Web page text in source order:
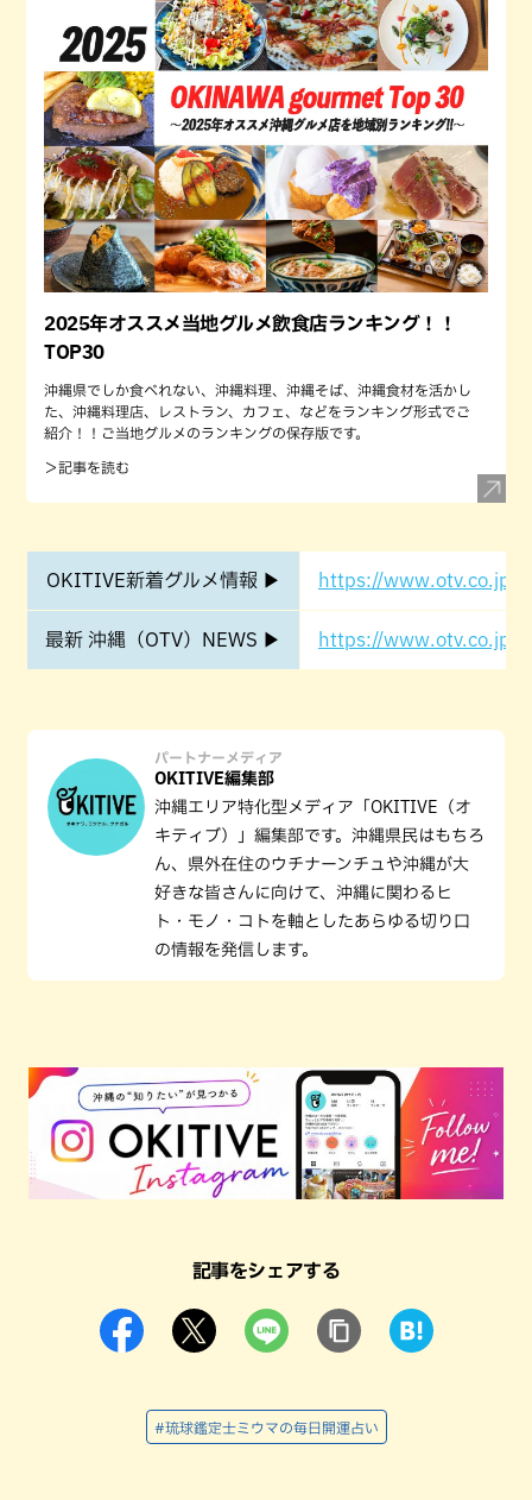
2025年オススメ当地グルメ飲食店ランキング！！
TOP30
沖縄県でしか食べれない、沖縄料理、沖縄そば、沖縄食材を活かし
た、沖縄料理店、レストラン、カフェ、などをランキング形式でご
紹介！！ご当地グルメのランキングの保存版です。
＞記事を読む
OKITIVE新着グルメ情報 ▶ https://www.otv.co.jp/
最新 沖縄（OTV）NEWS ▶ https://www.otv.co.jp/
パートナーメディア
OKITIVE編集部
沖縄エリア特化型メディア「OKITIVE（オ
キティブ）」編集部です。沖縄県民はもちろ
ん、県外在住のウチナーンチュや沖縄が大
好きな皆さんに向けて、沖縄に関わるヒ
ト・モノ・コトを軸としたあらゆる切り口
の情報を発信します。
記事をシェアする
#琉球鑑定士ミウマの毎日開運占い